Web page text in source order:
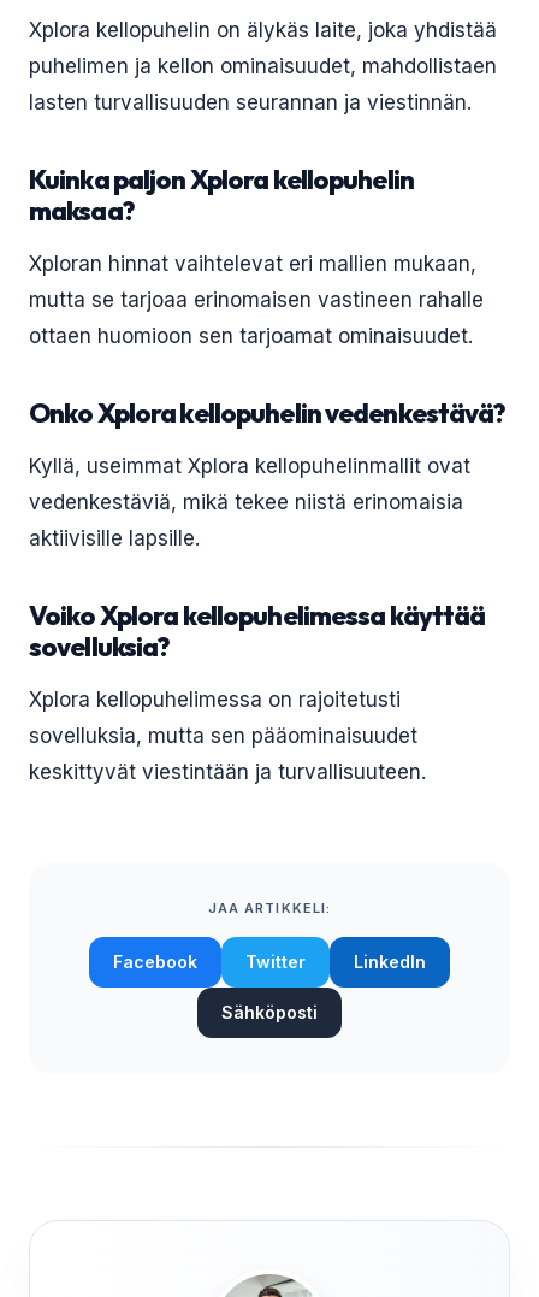
Xplora kellopuhelin on älykäs laite, joka yhdistää
puhelimen ja kellon ominaisuudet, mahdollistaen
lasten turvallisuuden seurannan ja viestinnän.
Kuinka paljon Xplora kellopuhelin
maksaa?
Xploran hinnat vaihtelevat eri mallien mukaan,
mutta se tarjoaa erinomaisen vastineen rahalle
ottaen huomioon sen tarjoamat ominaisuudet.
Onko Xplora kellopuhelin vedenkestävä?
Kyllä, useimmat Xplora kellopuhelinmallit ovat
vedenkestäviä, mikä tekee niistä erinomaisia
aktiivisille lapsille.
Voiko Xplora kellopuhelimessa käyttää
sovelluksia?
Xplora kellopuhelimessa on rajoitetusti
sovelluksia, mutta sen pääominaisuudet
keskittyvät viestintään ja turvallisuuteen.
JAA ARTIKKELI:
Facebook Twitter LinkedIn
Sähköposti